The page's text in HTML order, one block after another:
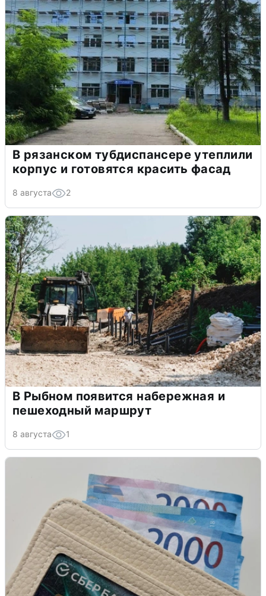
В рязанском тубдиспансере утеплили
корпус и готовятся красить фасад
8 августа 2
В Рыбном появится набережная и
пешеходный маршрут
8 августа 1